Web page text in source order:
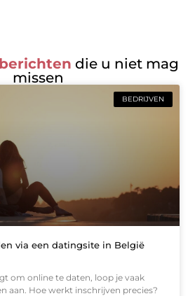
die u niet mag
missen
BEDRIJVEN
via een datingsite in België
om online te daten, loop je vaak
aan. Hoe werkt inschrijven precies?